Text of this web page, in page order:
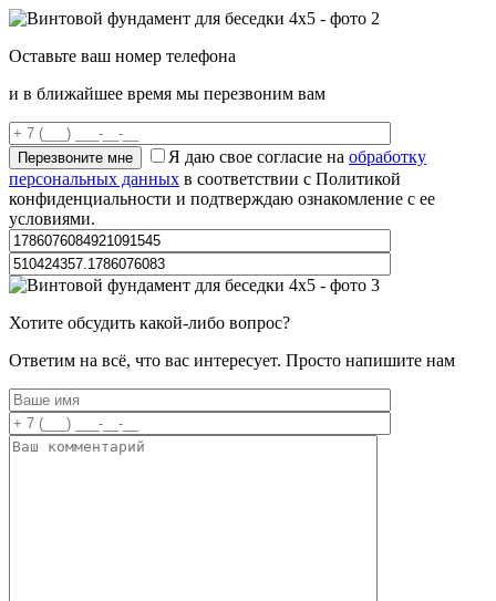
Оставьте ваш номер телефона
и в ближайшее время мы перезвоним вам
Я даю свое согласие на обработку
персональных данных в соответствии с Политикой
конфиденциальности и подтверждаю ознакомление с ее
условиями.
Хотите обсудить какой-либо вопрос?
Ответим на всё, что вас интересует. Просто напишите нам